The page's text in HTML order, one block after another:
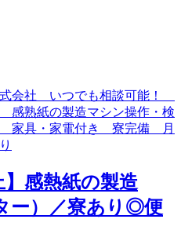
】感熱紙の製造
ー）／寮あり◎便